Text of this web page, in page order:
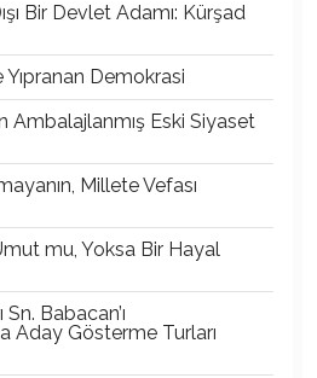
Bir Devlet Adamı: Kürşad
Yıpranan Demokrasi
Ambalajlanmış Eski Siyaset
Millete Vefası
mu, Yoksa Bir Hayal
Babacan’ı
Aday Gösterme Turları